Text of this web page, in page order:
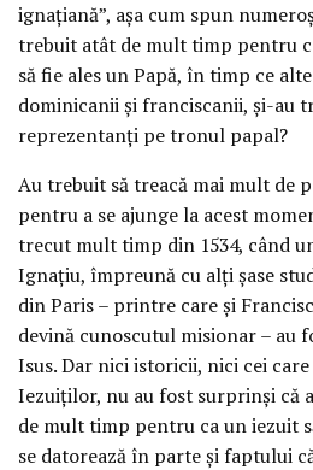
ignaţiană”, aşa cum spun
trebuit atât de mult timp pentru
să fie ales un Papă, în timp ce
dominicanii şi franciscanii, şi-au
reprezentanţi pe tronul papal?
Au trebuit să treacă mai mult de
pentru a se ajunge la acest
trecut mult timp din 1534, când
Ignaţiu, împreună cu alţi şase
din Paris – printre care şi
devină cunoscutul misionar – au
Isus. Dar nici istoricii, nici cei
Iezuiţilor, nu au fost surprinşi că
de mult timp pentru ca un iezuit
se datorează în parte şi faptului